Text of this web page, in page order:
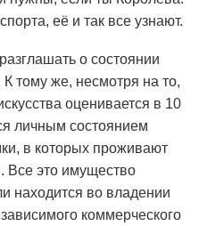
её и так все узнают.
о состоянии
тому же, несмотря на то,
оценивается в 10
личным состоянием
в которых проживают
Все это имущество
находится во владении
коммерческого